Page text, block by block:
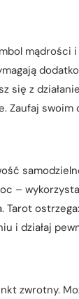
się z
Zaufaj
–
Tarot
i działaj
zwrotny.